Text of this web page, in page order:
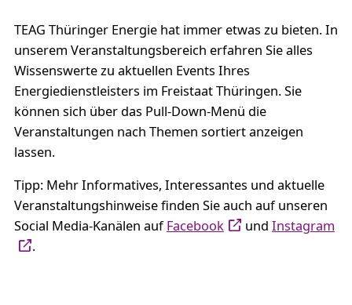
TEAG Thüringer Energie hat immer etwas zu bieten. In
unserem Veranstaltungsbereich erfahren Sie alles
Wissenswerte zu aktuellen Events Ihres
Energiedienstleisters im Freistaat Thüringen. Sie
können sich über das Pull-Down-Menü die
Veranstaltungen nach Themen sortiert anzeigen
lassen.
Tipp: Mehr Informatives, Interessantes und aktuelle
Veranstaltungshinweise finden Sie auch auf unseren
Social Media-Kanälen aufFacebook und Instagram
.